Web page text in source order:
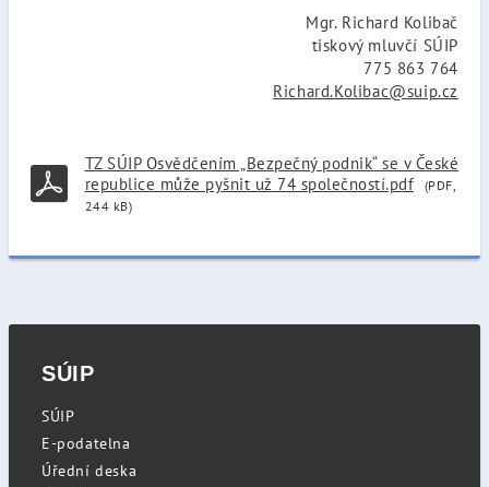
Mgr. Richard Kolibač
tiskový mluvčí SÚIP
775 863 764
Richard.Kolibac@suip.cz
TZ SÚIP Osvědčením „Bezpečný podnik“ se v České
republice může pyšnit už 74 společností.pdf
(PDF,
244 kB)
SÚIP
SÚIP
E-podatelna
Úřední deska